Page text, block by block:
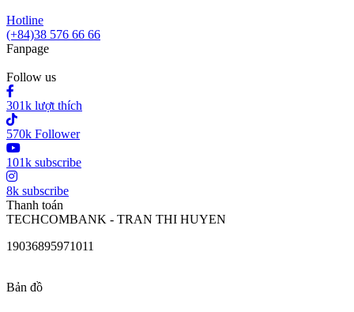
Hotline
(+84)38 576 66 66
Fanpage
Follow us
301k lượt thích
570k Follower
101k subscribe
8k subscribe
Thanh toán
TECHCOMBANK - TRAN THI HUYEN
19036895971011
Bản đồ